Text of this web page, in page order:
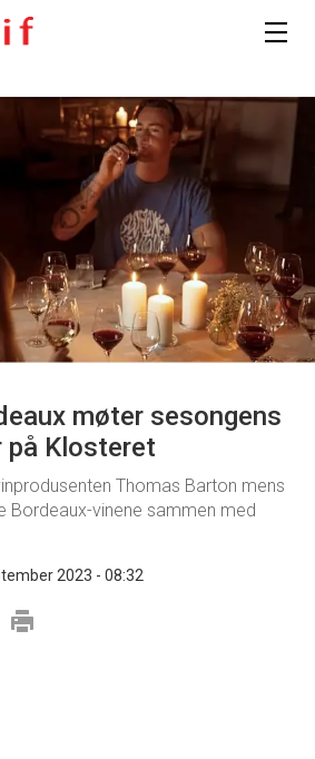
møter sesongens
på Klosteret
Thomas Barton mens
Bordeaux-vinene sammen med
2023 - 08:32